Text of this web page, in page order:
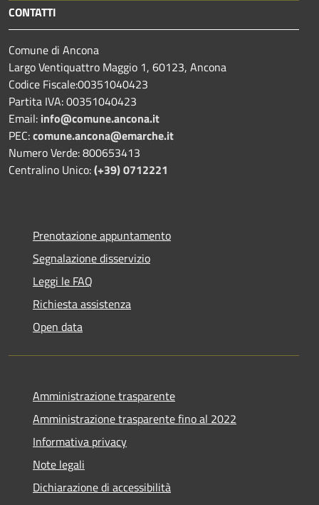
CONTATTI
Comune di Ancona
Largo Ventiquattro Maggio 1, 60123, Ancona
Codice Fiscale:00351040423
Partita IVA: 00351040423
Email: info@comune.ancona.it
PEC:comune.ancona@emarche.it
Numero Verde: 800653413
Centralino Unico:(+39) 0712221
Prenotazione appuntamento
Segnalazione disservizio
Leggi le FAQ
Richiesta assistenza
Open data
Amministrazione trasparente
Amministrazione trasparente fino al 2022
Informativa privacy
Note legali
Dichiarazione di accessibilità